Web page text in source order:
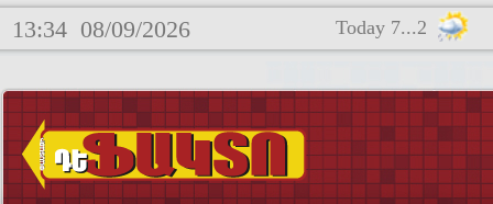
13:34 08/09/2026 Today 7...2